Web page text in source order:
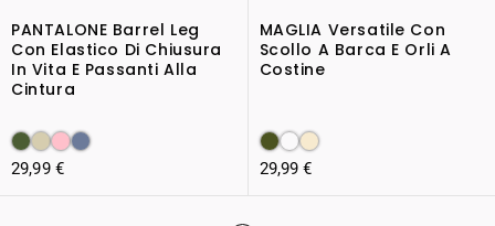
PANTALONE Barrel Leg
Con Elastico Di Chiusura
In Vita E Passanti Alla
Cintura
29,99 €
MAGLIA Versatile Con
Scollo A Barca E Orli A
Costine
29,99€